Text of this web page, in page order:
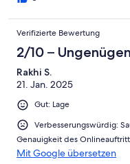
us. So true to the
enough, I haven’t even
Thanks very much Sam
Verifizierte Bewertung
2/10 –
Rakhi S.
21. Jan. 2025
Gut: Lage
Verbesserungswürdig:
Genauigkeit des
Mit Google übersetzen